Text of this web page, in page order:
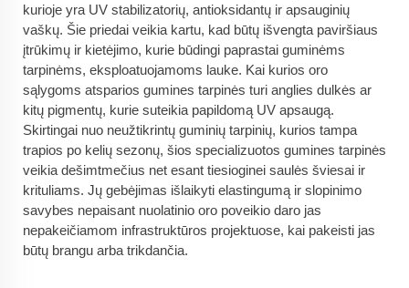
kurioje yra UV stabilizatorių, antioksidantų ir apsauginių
vaškų. Šie priedai veikia kartu, kad būtų išvengta paviršiaus
įtrūkimų ir kietėjimo, kurie būdingi paprastai guminėms
tarpinėms, eksploatuojamoms lauke. Kai kurios oro
sąlygoms atsparios gumines tarpinės turi anglies dulkės ar
kitų pigmentų, kurie suteikia papildomą UV apsaugą.
Skirtingai nuo neužtikrintų guminių tarpinių, kurios tampa
trapios po kelių sezonų, šios specializuotos gumines tarpinės
veikia dešimtmečius net esant tiesioginei saulės šviesai ir
krituliams. Jų gebėjimas išlaikyti elastingumą ir slopinimo
savybes nepaisant nuolatinio oro poveikio daro jas
nepakeičiamom infrastruktūros projektuose, kai pakeisti jas
būtų brangu arba trikdančia.